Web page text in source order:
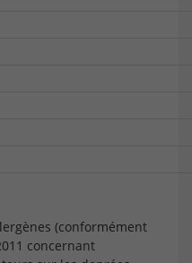
(conformément
concernant